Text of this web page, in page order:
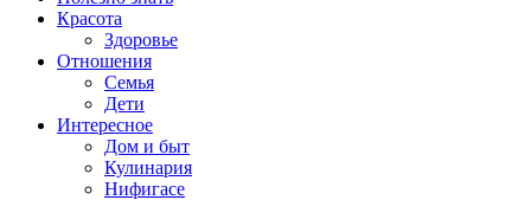
Красота
Здоровье
Отношения
Семья
Дети
Интересное
Дом и быт
Кулинария
Нифигасе